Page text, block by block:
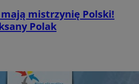
mistrzynię Polski!
Polak